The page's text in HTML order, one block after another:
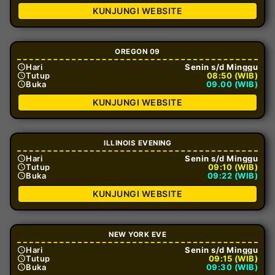
KUNJUNGI WEBSITE
OREGON 09
Hari
Senin s/d Minggu
Tutup
08:50 (WIB)
Buka
09.00 (WIB)
KUNJUNGI WEBSITE
ILLINOIS EVENING
Hari
Senin s/d Minggu
Tutup
09:10 (WIB)
Buka
09:22 (WIB)
KUNJUNGI WEBSITE
NEW YORK EVE
Hari
Senin s/d Minggu
Tutup
09:15 (WIB)
Buka
09:30 (WIB)